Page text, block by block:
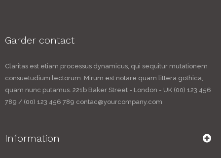
Garder contact
Claritas est etiam processus dynamicus, qui sequitur mutationem
consuetudium lectorum. Mirum est notare quam littera gothica,
quam nunc putamus. 221b Baker Street - London - UK (00) 123 456
789 / (00) 123 456 789 contac@yourcompany.com
Information